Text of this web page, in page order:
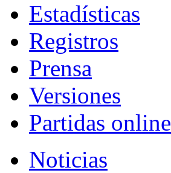
Estadísticas
Registros
Prensa
Versiones
Partidas online
Noticias